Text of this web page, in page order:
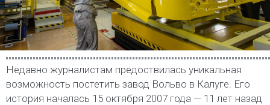
Недавно журналистам предоствилась уникальная
возможность постетить завод Вольво в Калуге. Его
история началась 15 октября 2007 года — 11 лет назад